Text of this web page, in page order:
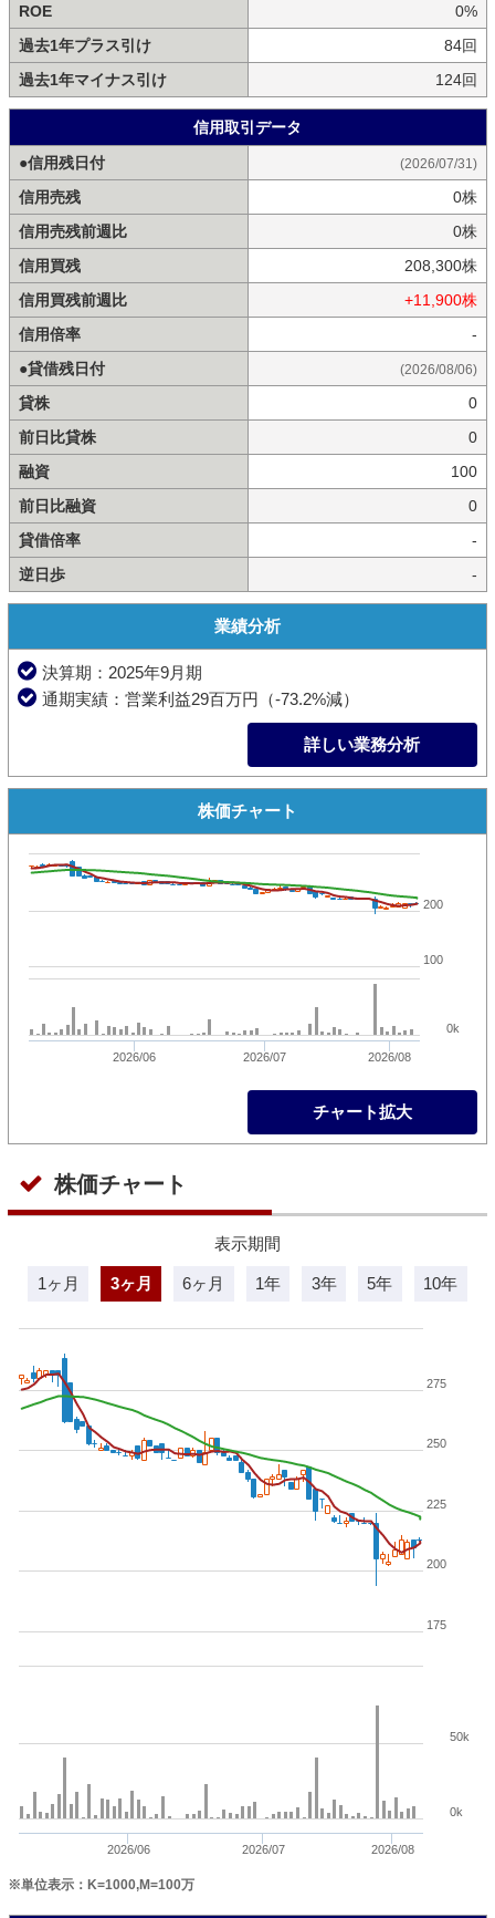
ROE
0%
過去1年プラス引け
84回
過去1年マイナス引け
124回
信用取引データ
●信用残日付
(2026/07/31)
信用売残
0株
信用売残前週比
0株
信用買残
208,300株
信用買残前週比
+11,900株
信用倍率
-
●貸借残日付
(2026/08/06)
貸株
0
前日比貸株
0
融資
100
前日比融資
0
貸借倍率
-
逆日歩
-
業績分析
決算期：2025年9月期
通期実績：営業利益29百万円（-73.2%減）
詳しい業務分析
株価チャート
2026/06 2026/07 2026/08
100
200
0k
チャート拡大
株価チャート
表示期間
1ヶ月 3ヶ月 6ヶ月 1年 3年 5年 10年
2026/06 2026/07 2026/08
175
200
225
250
275
0k
50k
※単位表示：K=1000,M=100万